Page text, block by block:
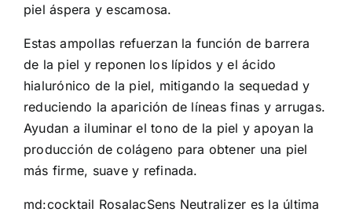
piel áspera y escamosa.
Estas ampollas refuerzan la función de barrera
de la piel y reponen los lípidos y el ácido
hialurónico de la piel, mitigando la sequedad y
reduciendo la aparición de líneas finas y arrugas.
Ayudan a iluminar el tono de la piel y apoyan la
producción de colágeno para obtener una piel
más firme, suave y refinada.
md:cocktail RosalacSens Neutralizer es la última